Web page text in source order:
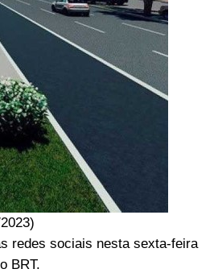
redes sociais nesta sexta-feira
BRT.